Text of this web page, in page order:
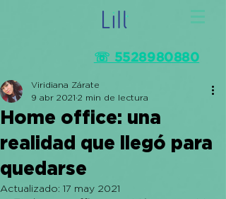
☏ 5528980880
Home office: una
realidad que llegó para
quedarse
Viridiana Zárate
9 abr 2021 2 min de lectura
Actualizado: 17 may 2021